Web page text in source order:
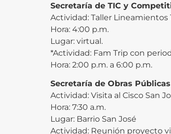
Secretaría de TIC y
Actividad: Taller
Hora: 4:00 p.m.
Lugar: virtual.
*Actividad: Fam Trip con
Hora: 2:00 p.m. a 6:00 p.m.
Secretaría de Obras Públicas
Actividad: Visita al Cisco San
Hora: 7:30 a.m.
Lugar: Barrio San José
Actividad: Reunión proyecto